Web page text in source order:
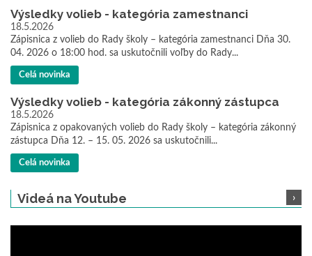
Výsledky volieb - kategória zamestnanci
18.5.2026
Zápisnica z volieb do Rady školy – kategória zamestnanci Dňa 30.
04. 2026 o 18:00 hod. sa uskutočnili voľby do Rady...
Celá novinka
Výsledky volieb - kategória zákonný zástupca
18.5.2026
Zápisnica z opakovaných volieb do Rady školy – kategória zákonný
zástupca Dňa 12. – 15. 05. 2026 sa uskutočnili...
Celá novinka
Videá na Youtube